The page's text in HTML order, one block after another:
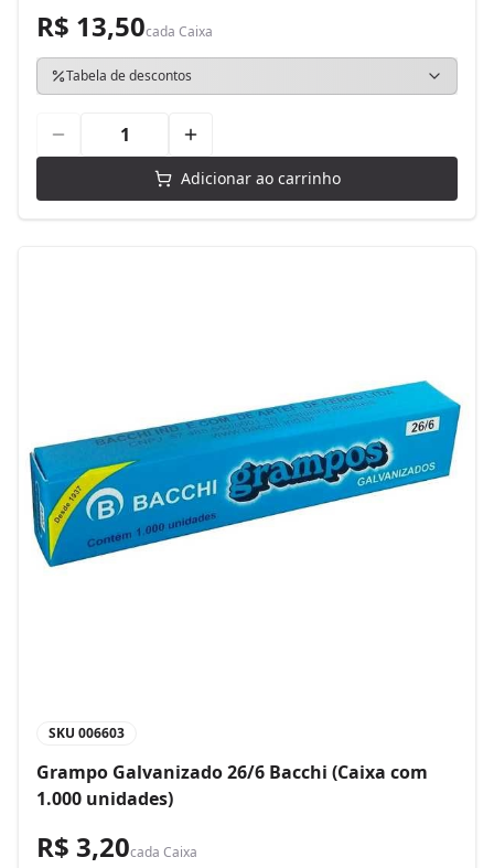
R$ 13,50cada Caixa
Tabela de descontos
Adicionar ao carrinho
SKU 006603
Grampo Galvanizado 26/6 Bacchi (Caixa com
1.000 unidades)
R$ 3,20cada Caixa